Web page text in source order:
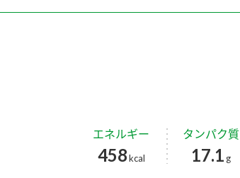
エネルギー
458kcal
タンパク質
17.1 g